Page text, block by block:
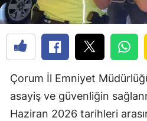
Çorum İl Emniyet
asayiş ve güvenliğin
Haziran 2026 tarihleri